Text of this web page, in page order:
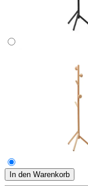
In den Warenkorb